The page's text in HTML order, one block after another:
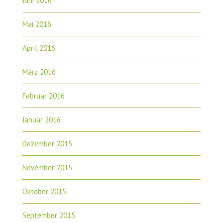
Mai 2016
April 2016
März 2016
Februar 2016
Januar 2016
Dezember 2015
November 2015
Oktober 2015
September 2015